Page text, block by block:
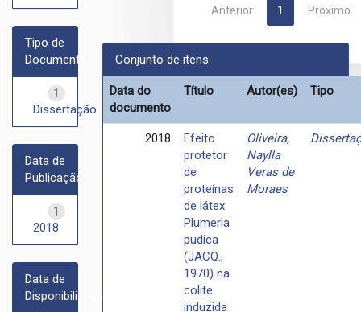
Anterior 1 Próximo
Conjunto de itens:
Data do
documento
Título Autor(es) Tipo
2018
Efeito
protetor
de
proteínas
de látex
Plumeria
pudica
(JACQ.,
1970) na
colite
induzida
Oliveira,
Naylla
Veras de
Moraes
Tipo de
Documento
1
Dissertação
Data de
Publicação
1
2018
Data de
Disponibilização